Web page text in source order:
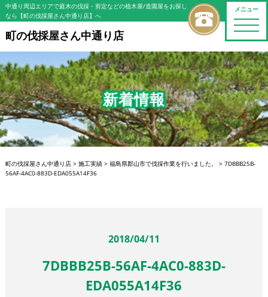
メニュー
toggle
中通り周辺エリアで庭木の伐採・剪定などの植木屋/造園屋をお探し
なら【町の伐採屋さん中通り店】へ
町の伐採屋さん中通り店
新着情報
町の伐採屋さん中通り店> 施工実績> 福島県郡山市で伐採作業を行いました。 > 7DBBB25B-
56AF-4AC0-883D-EDA055A14F36
2018/04/11
7DBBB25B-56AF-4AC0-883D-
EDA055A14F36